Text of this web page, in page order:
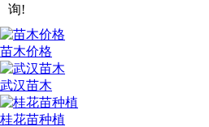
询!
苗木价格
武汉苗木
桂花苗种植